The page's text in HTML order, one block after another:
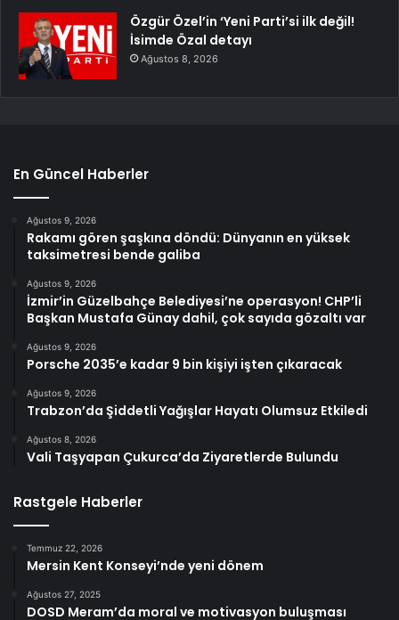
Özgür Özel’in ‘Yeni Parti’si ilk değil!
İsimde Özal detayı
Ağustos 8, 2026
En Güncel Haberler
Ağustos 9, 2026
Rakamı gören şaşkına döndü: Dünyanın en yüksek
taksimetresi bende galiba
Ağustos 9, 2026
İzmir’in Güzelbahçe Belediyesi’ne operasyon! CHP’li
Başkan Mustafa Günay dahil, çok sayıda gözaltı var
Ağustos 9, 2026
Porsche 2035’e kadar 9 bin kişiyi işten çıkaracak
Ağustos 9, 2026
Trabzon’da Şiddetli Yağışlar Hayatı Olumsuz Etkiledi
Ağustos 8, 2026
Vali Taşyapan Çukurca’da Ziyaretlerde Bulundu
Rastgele Haberler
Temmuz 22, 2026
Mersin Kent Konseyi’nde yeni dönem
Ağustos 27, 2025
DOSD Meram’da moral ve motivasyon buluşması